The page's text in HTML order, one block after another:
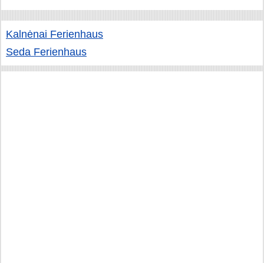
Kalnėnai Ferienhaus
Seda Ferienhaus